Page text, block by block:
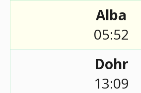
Alba
05:52
Dohr
13:09